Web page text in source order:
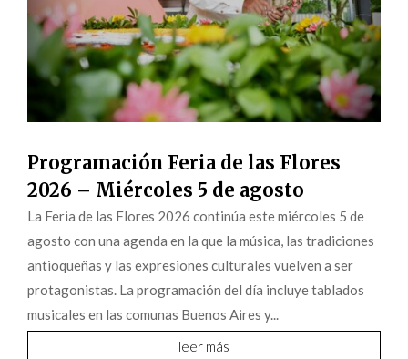
Programación Feria de las Flores
2026 – Miércoles 5 de agosto
La Feria de las Flores 2026 continúa este miércoles 5 de
agosto con una agenda en la que la música, las tradiciones
antioqueñas y las expresiones culturales vuelven a ser
protagonistas. La programación del día incluye tablados
musicales en las comunas Buenos Aires y...
leer más